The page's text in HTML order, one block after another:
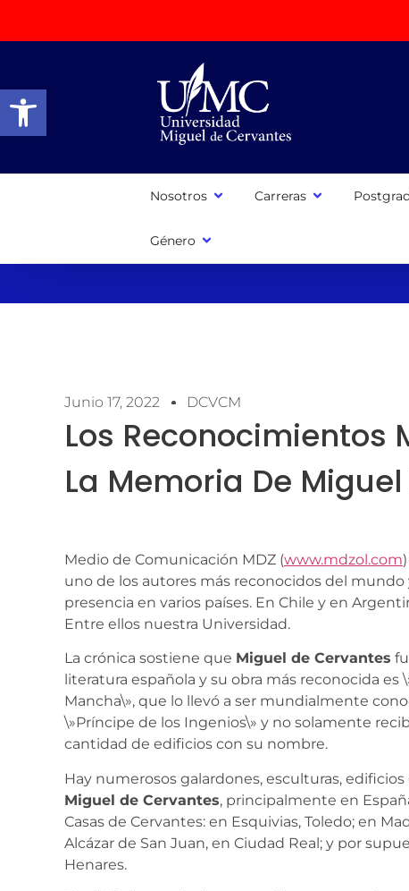
Abrir barra de herramientas
Nosotros Carreras
Género
Junio 17, 2022 DCVCM
Los Reconocimientos
La Memoria De
Medio de Comunicación MDZ (www.mdzol.com
uno de los autores más reconocidos del
presencia en varios países. En Chile y en
Entre ellos nuestra Universidad.
La crónica sostiene que Miguel de Cervantes
literatura española y su obra más reconocida
Mancha\», que lo llevó a ser mundialmente
\»Príncipe de los Ingenios\» y no solamente
cantidad de edificios con su nombre.
Hay numerosos galardones, esculturas,
Miguel de Cervantes, principalmente en
Casas de Cervantes: en Esquivias, Toledo; en
Alcázar de San Juan, en Ciudad Real; y por
Henares.